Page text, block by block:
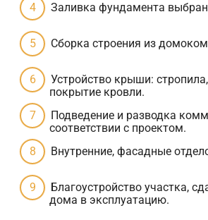
Заливка фундамента
Сборка строения из
Устройство крыши:
покрытие кровли.
Подведение и разводка
соответствии с проектом.
Внутренние, фасадные
Благоустройство участка,
дома в эксплуатацию.